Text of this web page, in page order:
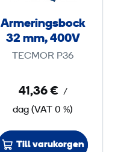
0
0
V
g
c
k
3
2
Armeringsbock
32 mm, 400V
TECMOR P36
41,36 € /
dag (VAT 0 %)
Till varukorgen